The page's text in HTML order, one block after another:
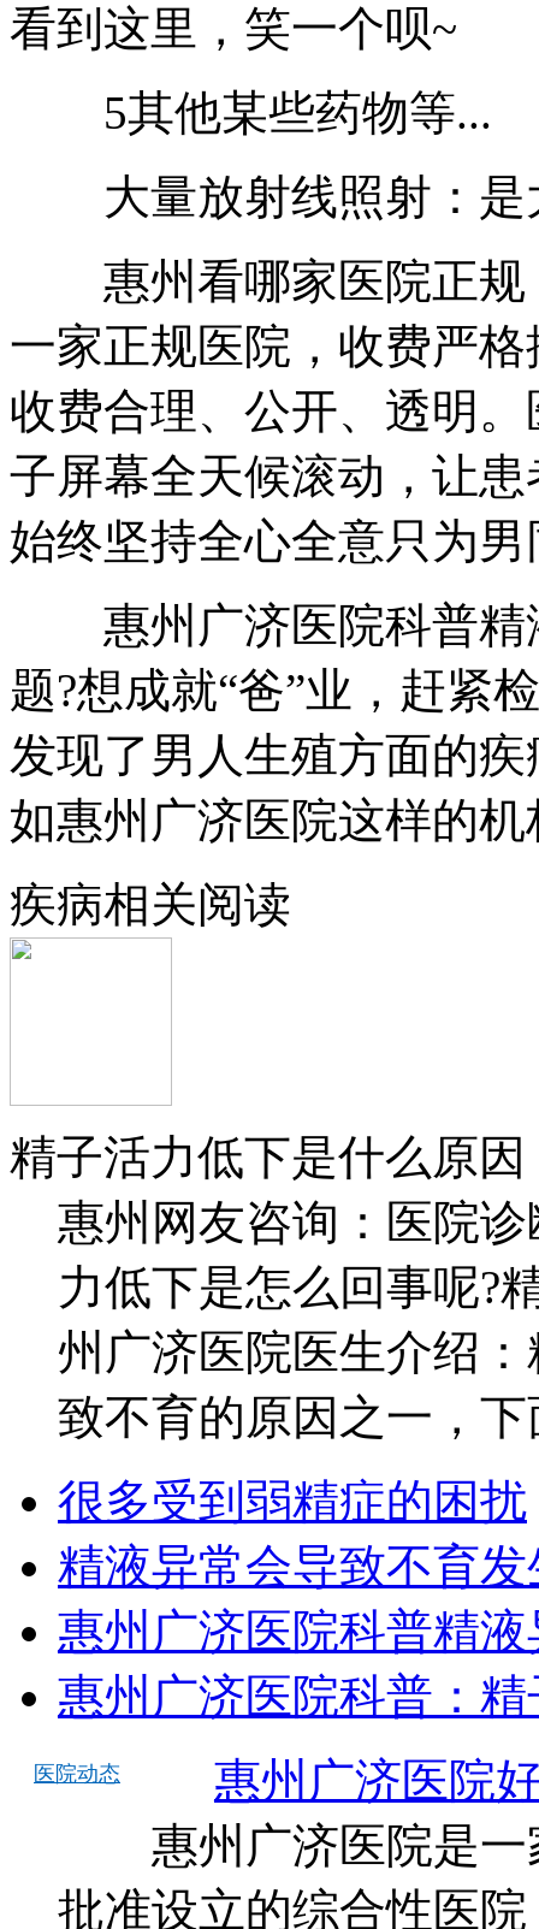
看到这里，笑一个呗~
5其他某些药物等...
大量放射线照射：是
惠州看哪家医院正规
一家正规医院，收费严
收费合理、公开、透明
子屏幕全天候滚动，让
始终坚持全心全意只为
惠州广济医院科普精
题?想成就“爸”业，赶紧
发现了男人生殖方面的
如惠州广济医院这样的
疾病相关阅读
精子活力低下是什么原因
惠州网友咨询：医院
力低下是怎么回事呢?
州广济医院医生介绍
致不育的原因之一，
很多受到弱精症的困扰
精液异常会导致不育发
惠州广济医院科普精
惠州广济医院科普：
医院动态
惠州广济医院
惠州广济医院是一
批准设立的综合性医